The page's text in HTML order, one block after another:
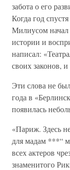
забота о его
Когда год
Милиусом начал
истории и
написал:
своих законов,
Эти слова не
года в
появилась
«Париж. Здесь
для мадам ***“
всех актеров
знаменитого